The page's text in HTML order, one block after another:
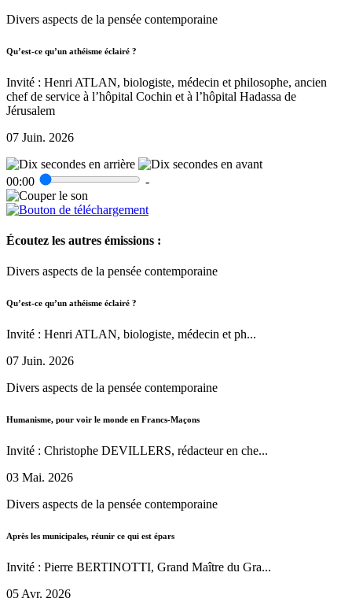
Divers aspects de la pensée contemporaine
Qu’est-ce qu’un athéisme éclairé ?
Invité : Henri ATLAN, biologiste, médecin et philosophe, ancien
chef de service à l’hôpital Cochin et à l’hôpital Hadassa de
Jérusalem
07 Juin. 2026
00:00 -
Écoutez les autres émissions :
Divers aspects de la pensée contemporaine
Qu’est-ce qu’un athéisme éclairé ?
Invité : Henri ATLAN, biologiste, médecin et ph...
07 Juin. 2026
Divers aspects de la pensée contemporaine
Humanisme, pour voir le monde en Francs-Maçons
Invité : Christophe DEVILLERS, rédacteur en che...
03 Mai. 2026
Divers aspects de la pensée contemporaine
Après les municipales, réunir ce qui est épars
Invité : Pierre BERTINOTTI, Grand Maître du Gra...
05 Avr. 2026